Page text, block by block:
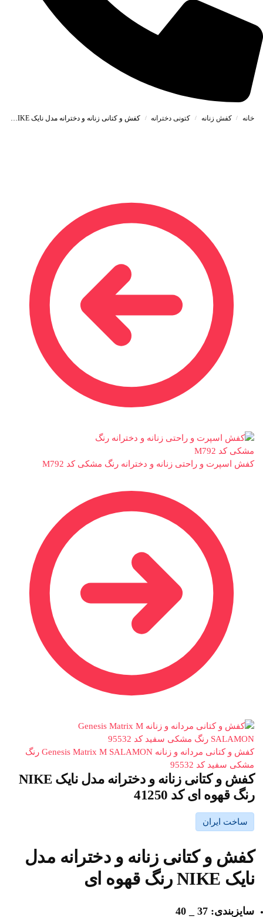
خانه / کفش زنانه / کتونی دخترانه / کفش و کتانی زنانه و دخترانه مدل نایک NIKE رنگ قهوه ای کد 41250
کفش اسپرت و راحتی زنانه و دخترانه رنگ مشکی کد M792
کفش و کتانی مردانه و زنانه Genesis Matrix M SALAMON رنگ
مشکی سفید کد 95532
کفش و کتانی زنانه و دخترانه مدل نایک NIKE
رنگ قهوه ای کد 41250
ساخت ایران
کفش و کتانی زنانه و دخترانه مدل
نایک NIKE رنگ قهوه ای
سایزبندی: 37 _ 40